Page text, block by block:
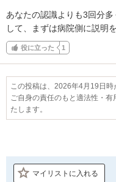
あなたの認識よりも3回分
して、まずは病院側に説明
役に立った 1
この投稿は、2026年4月19日時
ご自身の責任のもと適法性・
たします。
マイリストに入れる